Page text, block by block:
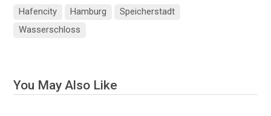
Hafencity Hamburg
Speicherstadt
Wasserschloss
You May Also Like